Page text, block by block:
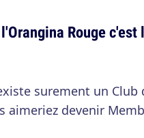
Rouge
surement un Club
aimeriez devenir